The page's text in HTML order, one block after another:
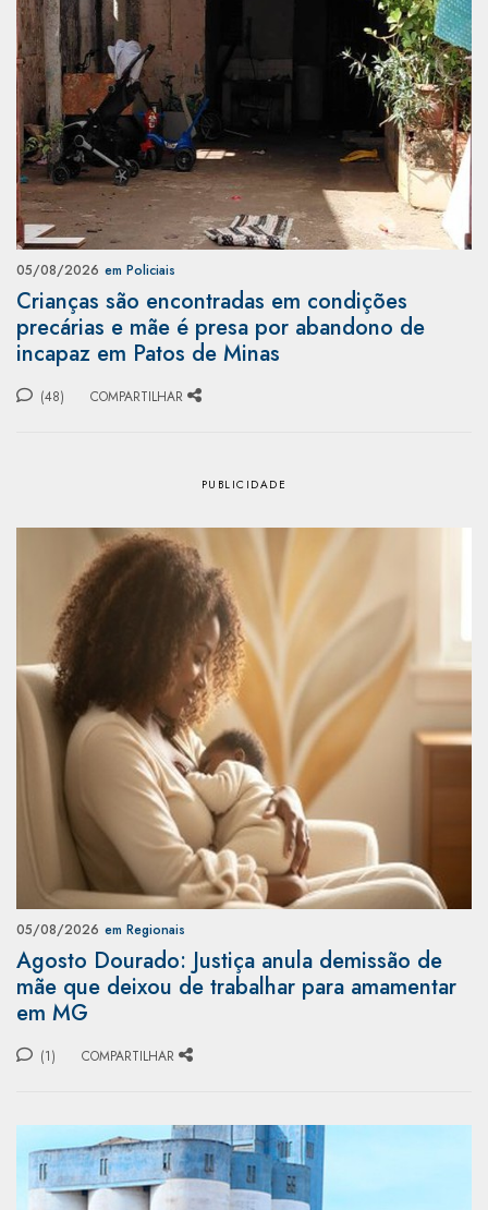
05/08/2026 em Policiais
Crianças são encontradas em condições
precárias e mãe é presa por abandono de
incapaz em Patos de Minas
(48) COMPARTILHAR
05/08/2026 em Regionais
Agosto Dourado: Justiça anula demissão de
mãe que deixou de trabalhar para amamentar
em MG
(1) COMPARTILHAR